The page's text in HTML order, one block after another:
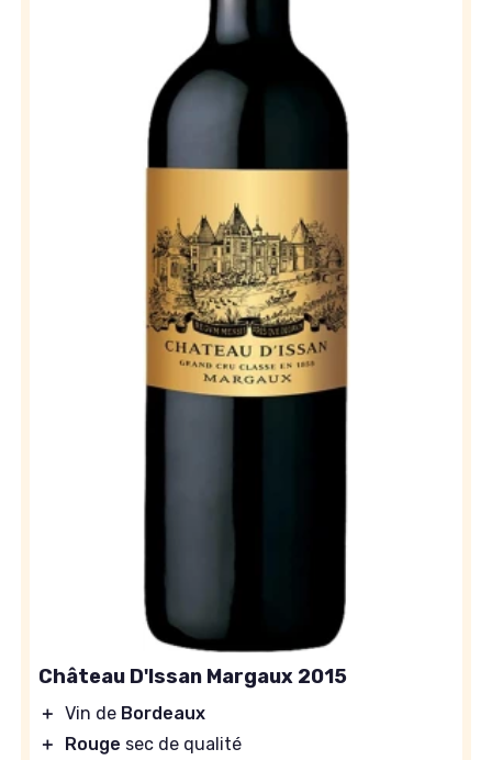
Château D'Issan Margaux 2015
＋ Vin de Bordeaux
＋
Rouge sec de qualité